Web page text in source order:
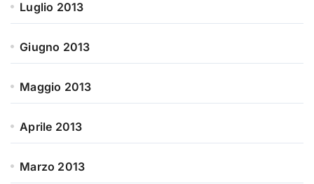
Luglio 2013
Giugno 2013
Maggio 2013
Aprile 2013
Marzo 2013